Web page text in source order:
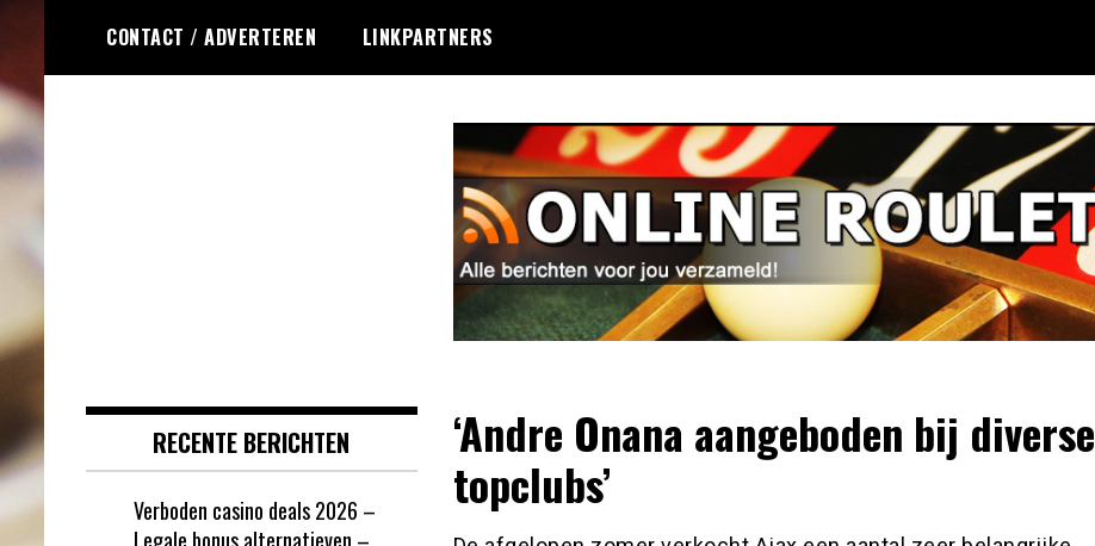
de
inhoud
CONTACT / ADVERTEREN LINKPARTNERS
‘Andre Onana aangeboden bij diverse
topclubs’
RECENTE BERICHTEN
Verboden casino deals 2026 –
Legale bonus alternatieven –